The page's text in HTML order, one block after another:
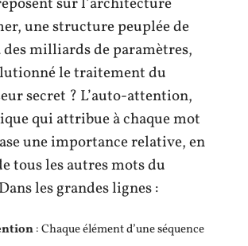
une structure peuplée de
milliards de paramètres,
le traitement du
secret ? L’auto-attention,
qui attribue à chaque mot
une importance relative, en
tous les autres mots du
les grandes lignes :
: Chaque élément d’une séquence